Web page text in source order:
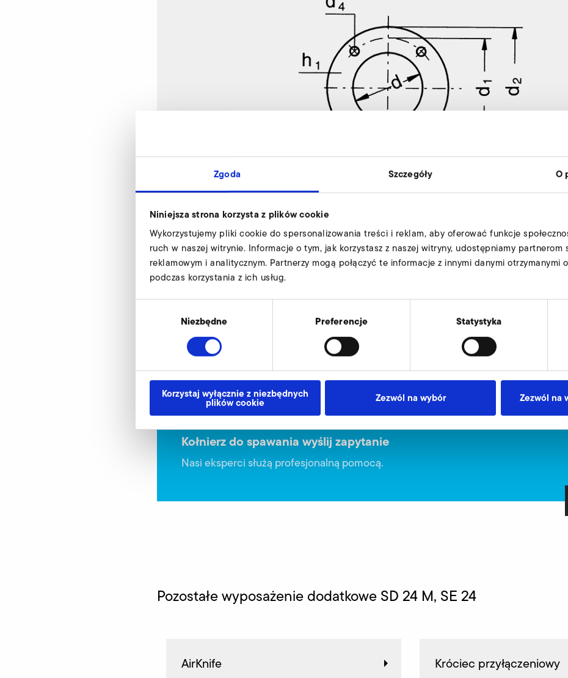
Zgoda Szczegóły O
Niniejsza strona korzysta z plików cookie
Wykorzystujemy pliki cookie do spersonalizowania treści i reklam, aby oferować funkcje
ruch w naszej witrynie. Informacje o tym, jak korzystasz z naszej witryny, udostępniamy partnerom
reklamowym i analitycznym. Partnerzy mogą połączyć te informacje z innymi danymi otrzymanymi
podczas korzystania z ich usług.
Niezbędne Preferencje Statystyka
Korzystaj wyłącznie z niezbędnych
plików cookie Zezwól na wybór Zezwól na
SD 24 M, SE 24
d
d1
d2
Numer materiału
49
79
5,5
9011898
Kołnierz do spawania wyślij zapytanie
Nasi eksperci służą profesjonalną pomocą.
Pozostałe wyposażenie dodatkowe SD 24 M, SE 24
AirKnife Króciec przyłączeniowy